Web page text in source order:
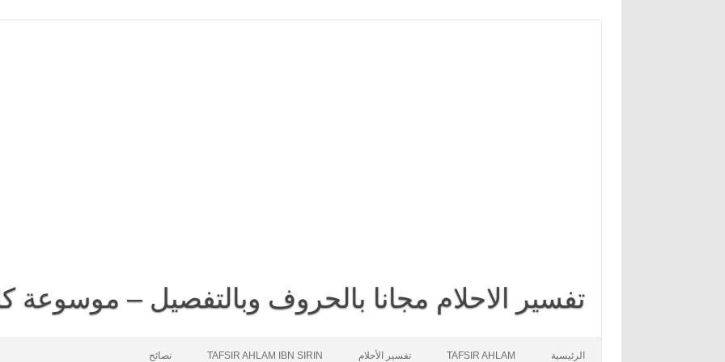
تفسير الاحلام مجانا بالحروف وبالتفصيل – موسوعة
الرئيسية TAFSIR AHLAM تفسير الأحلام TAFSIR AHLAM IBN SIRIN نصائح